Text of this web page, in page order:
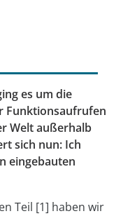
es um die
Funktionsaufrufen
Welt außerhalb
sich nun: Ich
eingebauten
Teil [1] haben wir